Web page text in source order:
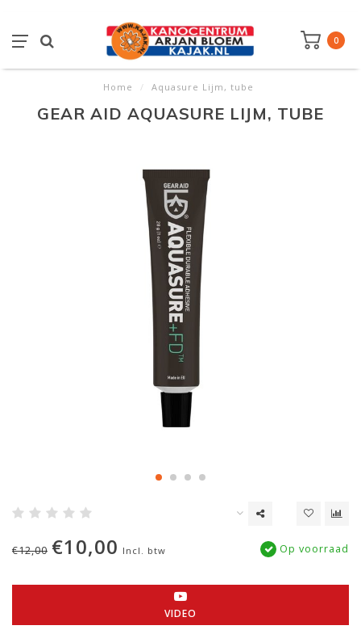
0
Home / Aquasure Lijm, tube
GEAR AID AQUASURE LIJM, TUBE
€12,00 €10,00 Incl. btw Op voorraad
VIDEO